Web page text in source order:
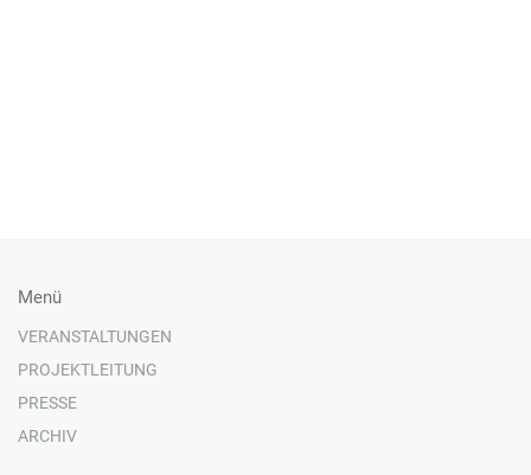
Menü
VERANSTALTUNGEN
PROJEKTLEITUNG
PRESSE
ARCHIV